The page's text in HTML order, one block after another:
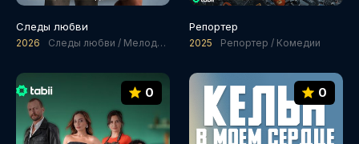
Следы любви
2026 Следы любви / Мелодрамы / Комедии
Репортер
2025 Репортер / Комедии
0 0